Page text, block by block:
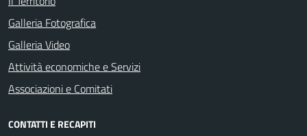
Galleria Fotografica
Galleria Video
Attività economiche e Servizi
Associazioni e Comitati
CONTATTI E RECAPITI